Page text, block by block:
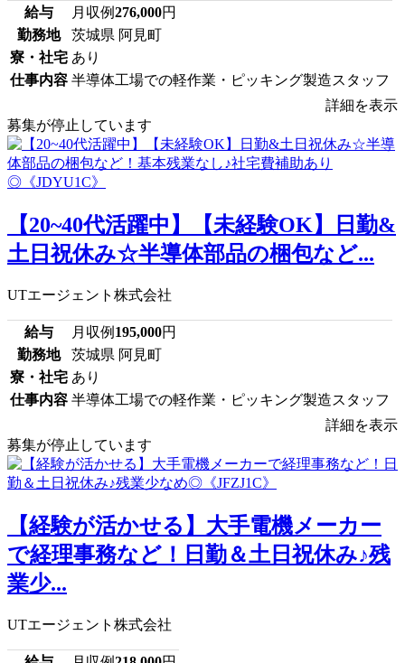
給与 月収例276,000円
勤務地
茨城県 阿見町
寮・社宅 あり
仕事内容 半導体工場での軽作業・ピッキング製造スタッフ
詳細を表示
募集が停止しています
【20~40代活躍中】【未経験OK】日勤&
土日祝休み☆半導体部品の梱包など...
UTエージェント株式会社
給与 月収例 195,000円
勤務地
茨城県 阿見町
寮・社宅 あり
仕事内容 半導体工場での軽作業・ピッキング製造スタッフ
詳細を表示
募集が停止しています
【経験が活かせる】大手電機メーカー
で経理事務など！日勤＆土日祝休み♪残
業少...
UTエージェント株式会社